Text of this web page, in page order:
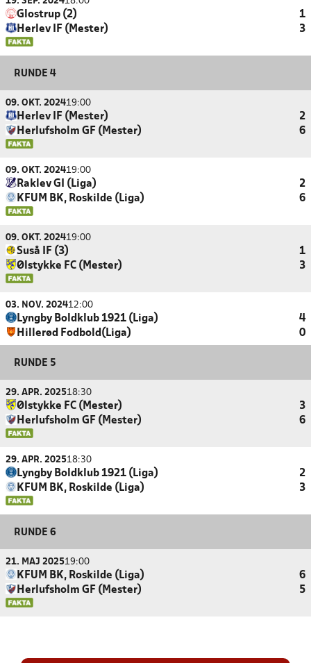
Glostrup (2)
1
Herlev IF (Mester)
3
RUNDE 4
09. OKT. 202419:00
Herlev IF (Mester)
2
Herlufsholm GF (Mester)
6
09. OKT. 202419:00
Raklev GI (Liga)
2
KFUM BK, Roskilde (Liga)
6
09. OKT. 202419:00
Suså IF (3)
1
Ølstykke FC (Mester)
3
03. NOV. 202412:00
Lyngby Boldklub 1921 (Liga)
4
Hillerød Fodbold(Liga)
0
RUNDE 5
29. APR. 202518:30
Ølstykke FC (Mester)
3
Herlufsholm GF (Mester)
6
29. APR. 202518:30
Lyngby Boldklub 1921 (Liga)
2
KFUM BK, Roskilde (Liga)
3
RUNDE 6
21. MAJ 202519:00
KFUM BK, Roskilde (Liga)
6
Herlufsholm GF (Mester)
5